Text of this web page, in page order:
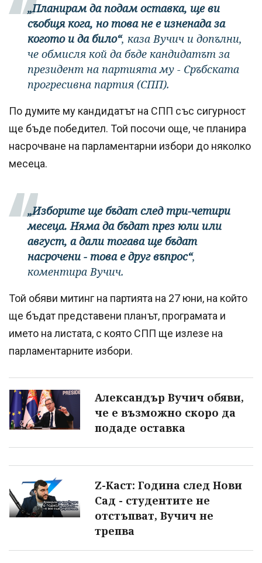
„Планирам да подам оставка, ще ви
съобщя кога, но това не е изненада за
когото и да било“, каза Вучич и допълни,
че обмисля кой да бъде кандидатът за
президент на партията му - Сръбската
прогресивна партия (СПП).
По думите му кандидатът на СПП със сигурност
ще бъде победител. Той посочи още, че планира
насрочване на парламентарни избори до няколко
месеца.
„Изборите ще бъдат след три-четири
месеца. Няма да бъдат през юли или
август, а дали тогава ще бъдат
насрочени - това е друг въпрос“,
коментира Вучич.
Той обяви митинг на партията на 27 юни, на който
ще бъдат представени планът, програмата и
името на листата, с която СПП ще излезе на
парламентарните избори.
Александър Вучич обяви,
че е възможно скоро да
подаде оставка
Z-Каст: Година след Нови
Сад - студентите не
отстъпват, Вучич не
трепва